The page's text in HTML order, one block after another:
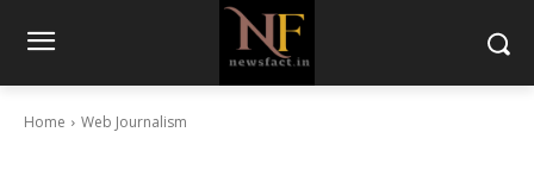
Home Web Journalism